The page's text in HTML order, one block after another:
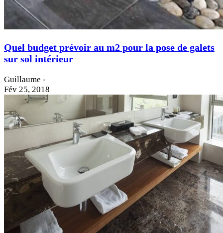
Quel budget prévoir au m2 pour la pose de galets
sur sol intérieur
Guillaume -
Fév 25, 2018